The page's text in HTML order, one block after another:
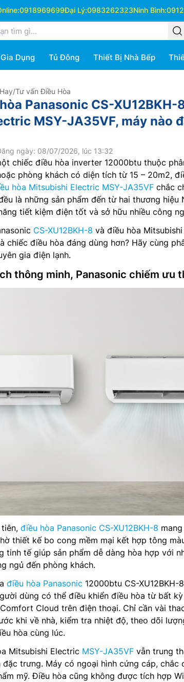
0918969699Đại Lý:0983262323Ninh Bình:
Dụng Tủ Đông Thiết Bị Nhà Bếp
/Tư vấn Điều Hòa
Panasonic CS-XU12BKH-
MSY-JA35VF, máy nào
ngày: 08/07/2026, lúc 13:32
chiếc điều hòa inverter 12000btu thuộc
phòng khách có diện tích từ 15 – 20m2,
hòa Mitsubishi Electric MSY-JA35VF chắc
là những sản phẩm đến từ hai thương hiệu
tiết kiệm điện tốt và sở hữu nhiều công
CS-XU12BKH-8 và điều hòa
chiếc điều hòa đáng dùng hơn? Hãy cùng
gia điện lạnh.
thông minh, Panasonic chiếm ưu
điều hòa Panasonic CS-XU12BKH-8
thiết kế bo cong mềm mại kết hợp tông
tinh tế giúp sản phẩm dễ dàng hòa hợp với
ngủ đến phòng khách.
điều hòa Panasonic 12000btu CS-
dùng có thể điều khiển điều hòa từ bất
Cloud trên điện thoại. Chỉ cần vài
khi về nhà, kiểm tra nhiệt độ, theo dõi
hòa cùng lúc.
Mitsubishi Electric MSY-JA35VF vẫn trung
trưng. Máy có ngoại hình cứng cáp, chắc
mỹ. Điều hòa cũng không được tích hợp